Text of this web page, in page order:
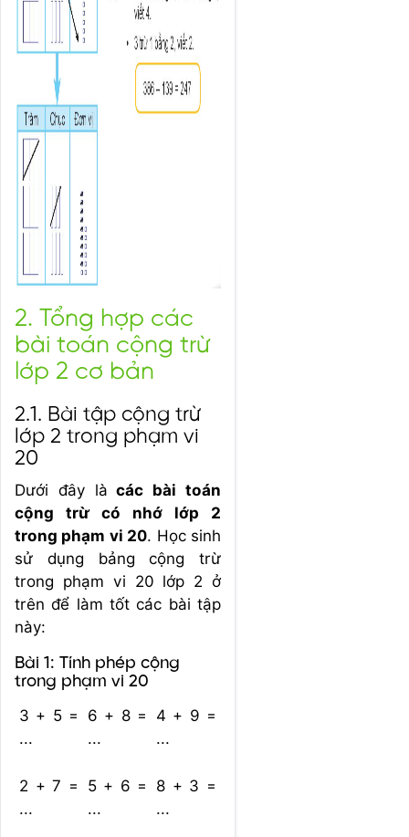
2. Tổng hợp các
bài toán cộng trừ
lớp 2 cơ bản
2.1. Bài tập cộng trừ
lớp 2 trong phạm vi
20
Dưới đây là các bài toán
cộng trừ có nhớ lớp 2
trong phạm vi 20. Học sinh
sử dụng bảng cộng trừ
trong phạm vi 20 lớp 2 ở
trên để làm tốt các bài tập
này:
Bài 1: Tính phép cộng
trong phạm vi 20
3 + 5 =
...
6 + 8 =
...
4 + 9 =
...
2 + 7 =
...
5 + 6 =
...
8 + 3 =
...